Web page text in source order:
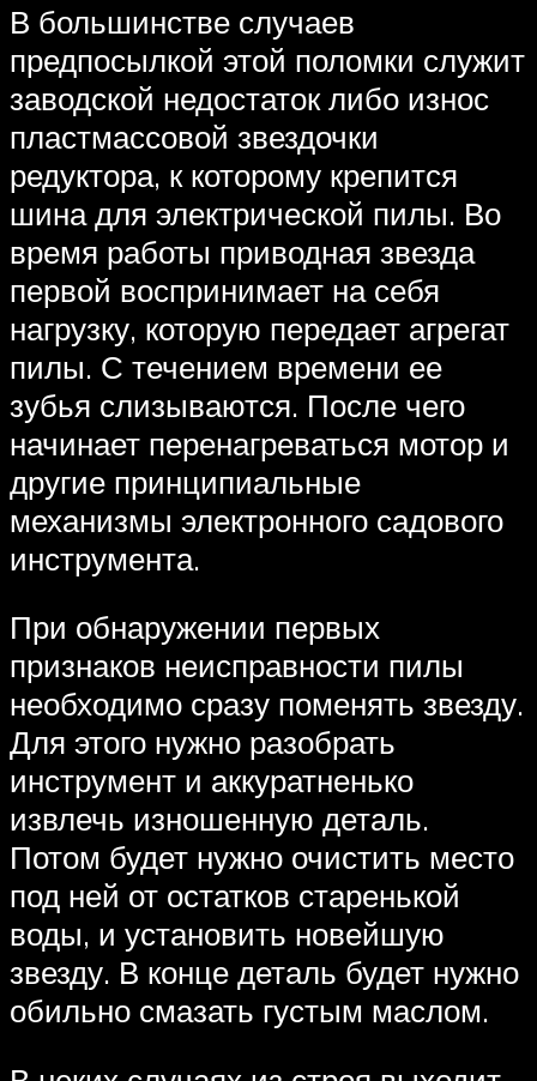
В большинстве случаев
предпосылкой этой поломки служит
заводской недостаток либо износ
пластмассовой звездочки
редуктора, к которому крепится
шина для электрической пилы. Во
время работы приводная звезда
первой воспринимает на себя
нагрузку, которую передает агрегат
пилы. С течением времени ее
зубья слизываются. После чего
начинает перенагреваться мотор и
другие принципиальные
механизмы электронного садового
инструмента.
При обнаружении первых
признаков неисправности пилы
необходимо сразу поменять звезду.
Для этого нужно разобрать
инструмент и аккуратненько
извлечь изношенную деталь.
Потом будет нужно очистить место
под ней от остатков старенькой
воды, и установить новейшую
звезду. В конце деталь будет нужно
обильно смазать густым маслом.